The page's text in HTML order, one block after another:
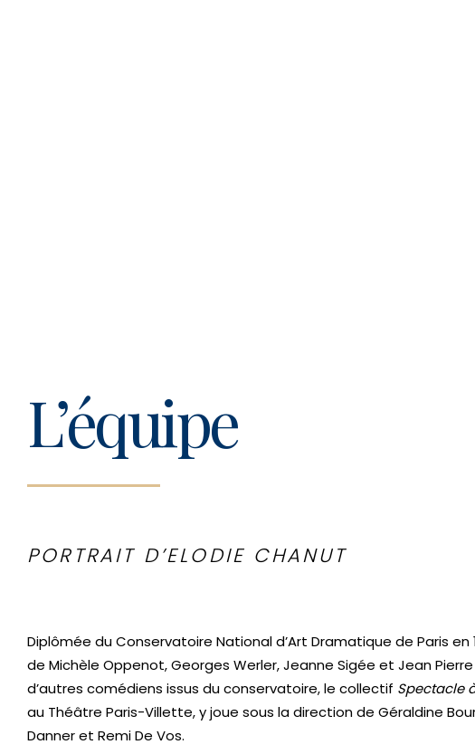
L’équipe
PORTRAIT D’ELODIE CHANUT
Diplômée du Conservatoire National d’Art Dramatique de Paris en
de Michèle Oppenot, Georges Werler, Jeanne Sigée et Jean
d’autres comédiens issus du conservatoire, le collectif Spectacle
au Théâtre Paris-Villette, y joue sous la direction de Géraldine
Danner et Remi De Vos.